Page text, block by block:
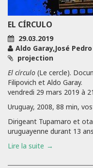
EL CÍRCULO
29.03.2019
Aldo Garay,José
projection
El círculo (Le cercle).
Filipovich et Aldo Garay.
vendredi 29 mars 2019 à
Uruguay, 2008, 88 min,
Dirigeant Tupamaro et
uruguayenne durant 13
Lire la suite